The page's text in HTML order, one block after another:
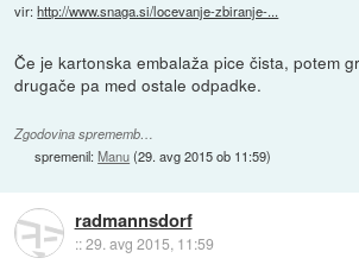
vir:http://www.snaga.si/locevanje-zbiranje-...
Če je kartonska embalaža pice čista, potem
drugače pa med ostale odpadke.
Zgodovina sprememb…
spremenil:Manu(29. avg 2015 ob 11:59)
radmannsdorf
::29. avg 2015, 11:59